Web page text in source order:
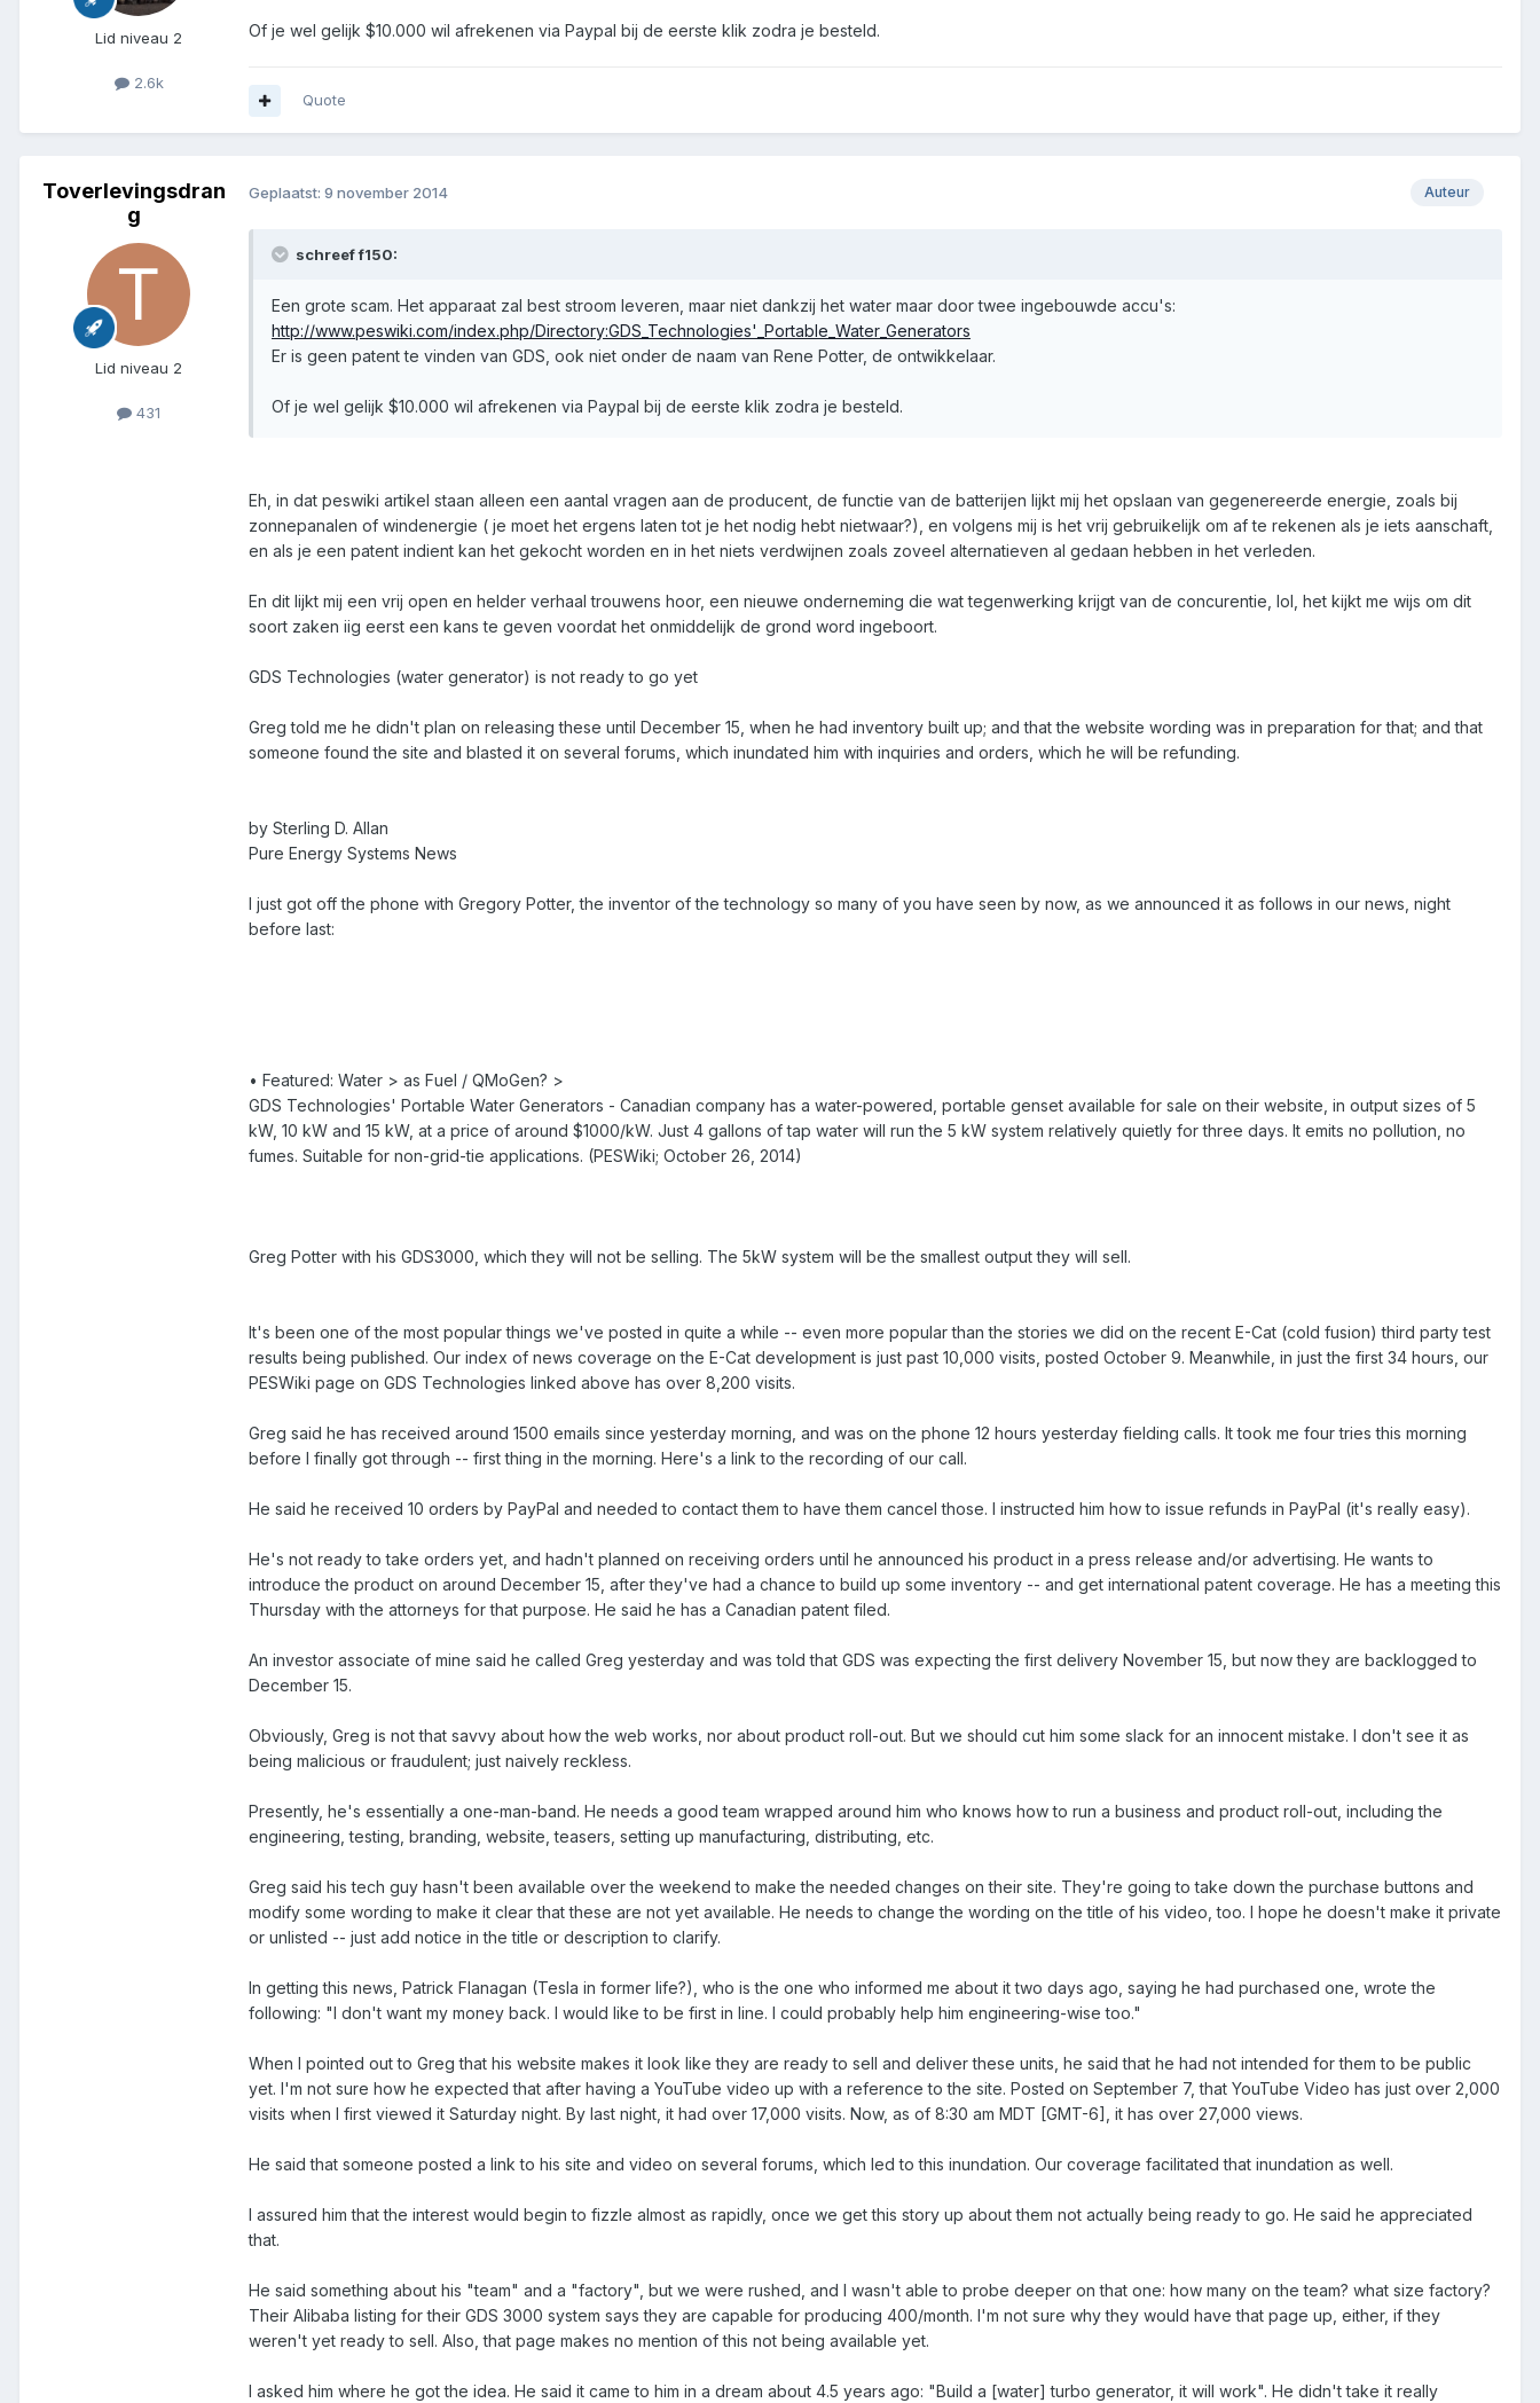
Lid niveau 2
2.6k
Of je wel gelijk $10.000 wil afrekenen via Paypal bij de eerste klik zodra je besteld.
Quote
Toverlevingsdran
g
Lid niveau 2
431
Auteur
Geplaatst: 9 november 2014
schreef f150:
Een grote scam. Het apparaat zal best stroom leveren, maar niet dankzij het water maar door twee ingebouwde accu's:
http://www.peswiki.com/index.php/Directory:GDS_Technologies'_Portable_Water_Generators
Er is geen patent te vinden van GDS, ook niet onder de naam van Rene Potter, de ontwikkelaar.
Of je wel gelijk $10.000 wil afrekenen via Paypal bij de eerste klik zodra je besteld.
Eh, in dat peswiki artikel staan alleen een aantal vragen aan de producent, de functie van de batterijen lijkt mij het opslaan van gegenereerde energie, zoals bij
zonnepanalen of windenergie ( je moet het ergens laten tot je het nodig hebt nietwaar?), en volgens mij is het vrij gebruikelijk om af te rekenen als je iets aanschaft,
en als je een patent indient kan het gekocht worden en in het niets verdwijnen zoals zoveel alternatieven al gedaan hebben in het verleden.
En dit lijkt mij een vrij open en helder verhaal trouwens hoor, een nieuwe onderneming die wat tegenwerking krijgt van de concurentie, lol, het kijkt me wijs om dit
soort zaken iig eerst een kans te geven voordat het onmiddelijk de grond word ingeboort.
GDS Technologies (water generator) is not ready to go yet
Greg told me he didn't plan on releasing these until December 15, when he had inventory built up; and that the website wording was in preparation for that; and that
someone found the site and blasted it on several forums, which inundated him with inquiries and orders, which he will be refunding.
by Sterling D. Allan
Pure Energy Systems News
I just got off the phone with Gregory Potter, the inventor of the technology so many of you have seen by now, as we announced it as follows in our news, night
before last:
• Featured: Water > as Fuel / QMoGen? >
GDS Technologies' Portable Water Generators - Canadian company has a water-powered, portable genset available for sale on their website, in output sizes of 5
kW, 10 kW and 15 kW, at a price of around $1000/kW. Just 4 gallons of tap water will run the 5 kW system relatively quietly for three days. It emits no pollution, no
fumes. Suitable for non-grid-tie applications. (PESWiki; October 26, 2014)
Greg Potter with his GDS3000, which they will not be selling. The 5kW system will be the smallest output they will sell.
It's been one of the most popular things we've posted in quite a while -- even more popular than the stories we did on the recent E-Cat (cold fusion) third party test
results being published. Our index of news coverage on the E-Cat development is just past 10,000 visits, posted October 9. Meanwhile, in just the first 34 hours, our
PESWiki page on GDS Technologies linked above has over 8,200 visits.
Greg said he has received around 1500 emails since yesterday morning, and was on the phone 12 hours yesterday fielding calls. It took me four tries this morning
before I finally got through -- first thing in the morning. Here's a link to the recording of our call.
He said he received 10 orders by PayPal and needed to contact them to have them cancel those. I instructed him how to issue refunds in PayPal (it's really easy).
He's not ready to take orders yet, and hadn't planned on receiving orders until he announced his product in a press release and/or advertising. He wants to
introduce the product on around December 15, after they've had a chance to build up some inventory -- and get international patent coverage. He has a meeting this
Thursday with the attorneys for that purpose. He said he has a Canadian patent filed.
An investor associate of mine said he called Greg yesterday and was told that GDS was expecting the first delivery November 15, but now they are backlogged to
December 15.
Obviously, Greg is not that savvy about how the web works, nor about product roll-out. But we should cut him some slack for an innocent mistake. I don't see it as
being malicious or fraudulent; just naively reckless.
Presently, he's essentially a one-man-band. He needs a good team wrapped around him who knows how to run a business and product roll-out, including the
engineering, testing, branding, website, teasers, setting up manufacturing, distributing, etc.
Greg said his tech guy hasn't been available over the weekend to make the needed changes on their site. They're going to take down the purchase buttons and
modify some wording to make it clear that these are not yet available. He needs to change the wording on the title of his video, too. I hope he doesn't make it private
or unlisted -- just add notice in the title or description to clarify.
In getting this news, Patrick Flanagan (Tesla in former life?), who is the one who informed me about it two days ago, saying he had purchased one, wrote the
following: "I don't want my money back. I would like to be first in line. I could probably help him engineering-wise too."
When I pointed out to Greg that his website makes it look like they are ready to sell and deliver these units, he said that he had not intended for them to be public
yet. I'm not sure how he expected that after having a YouTube video up with a reference to the site. Posted on September 7, that YouTube Video has just over 2,000
visits when I first viewed it Saturday night. By last night, it had over 17,000 visits. Now, as of 8:30 am MDT [GMT-6], it has over 27,000 views.
He said that someone posted a link to his site and video on several forums, which led to this inundation. Our coverage facilitated that inundation as well.
I assured him that the interest would begin to fizzle almost as rapidly, once we get this story up about them not actually being ready to go. He said he appreciated
that.
He said something about his "team" and a "factory", but we were rushed, and I wasn't able to probe deeper on that one: how many on the team? what size factory?
Their Alibaba listing for their GDS 3000 system says they are capable for producing 400/month. I'm not sure why they would have that page up, either, if they
weren't yet ready to sell. Also, that page makes no mention of this not being available yet.
I asked him where he got the idea. He said it came to him in a dream about 4.5 years ago: "Build a [water] turbo generator, it will work". He didn't take it really